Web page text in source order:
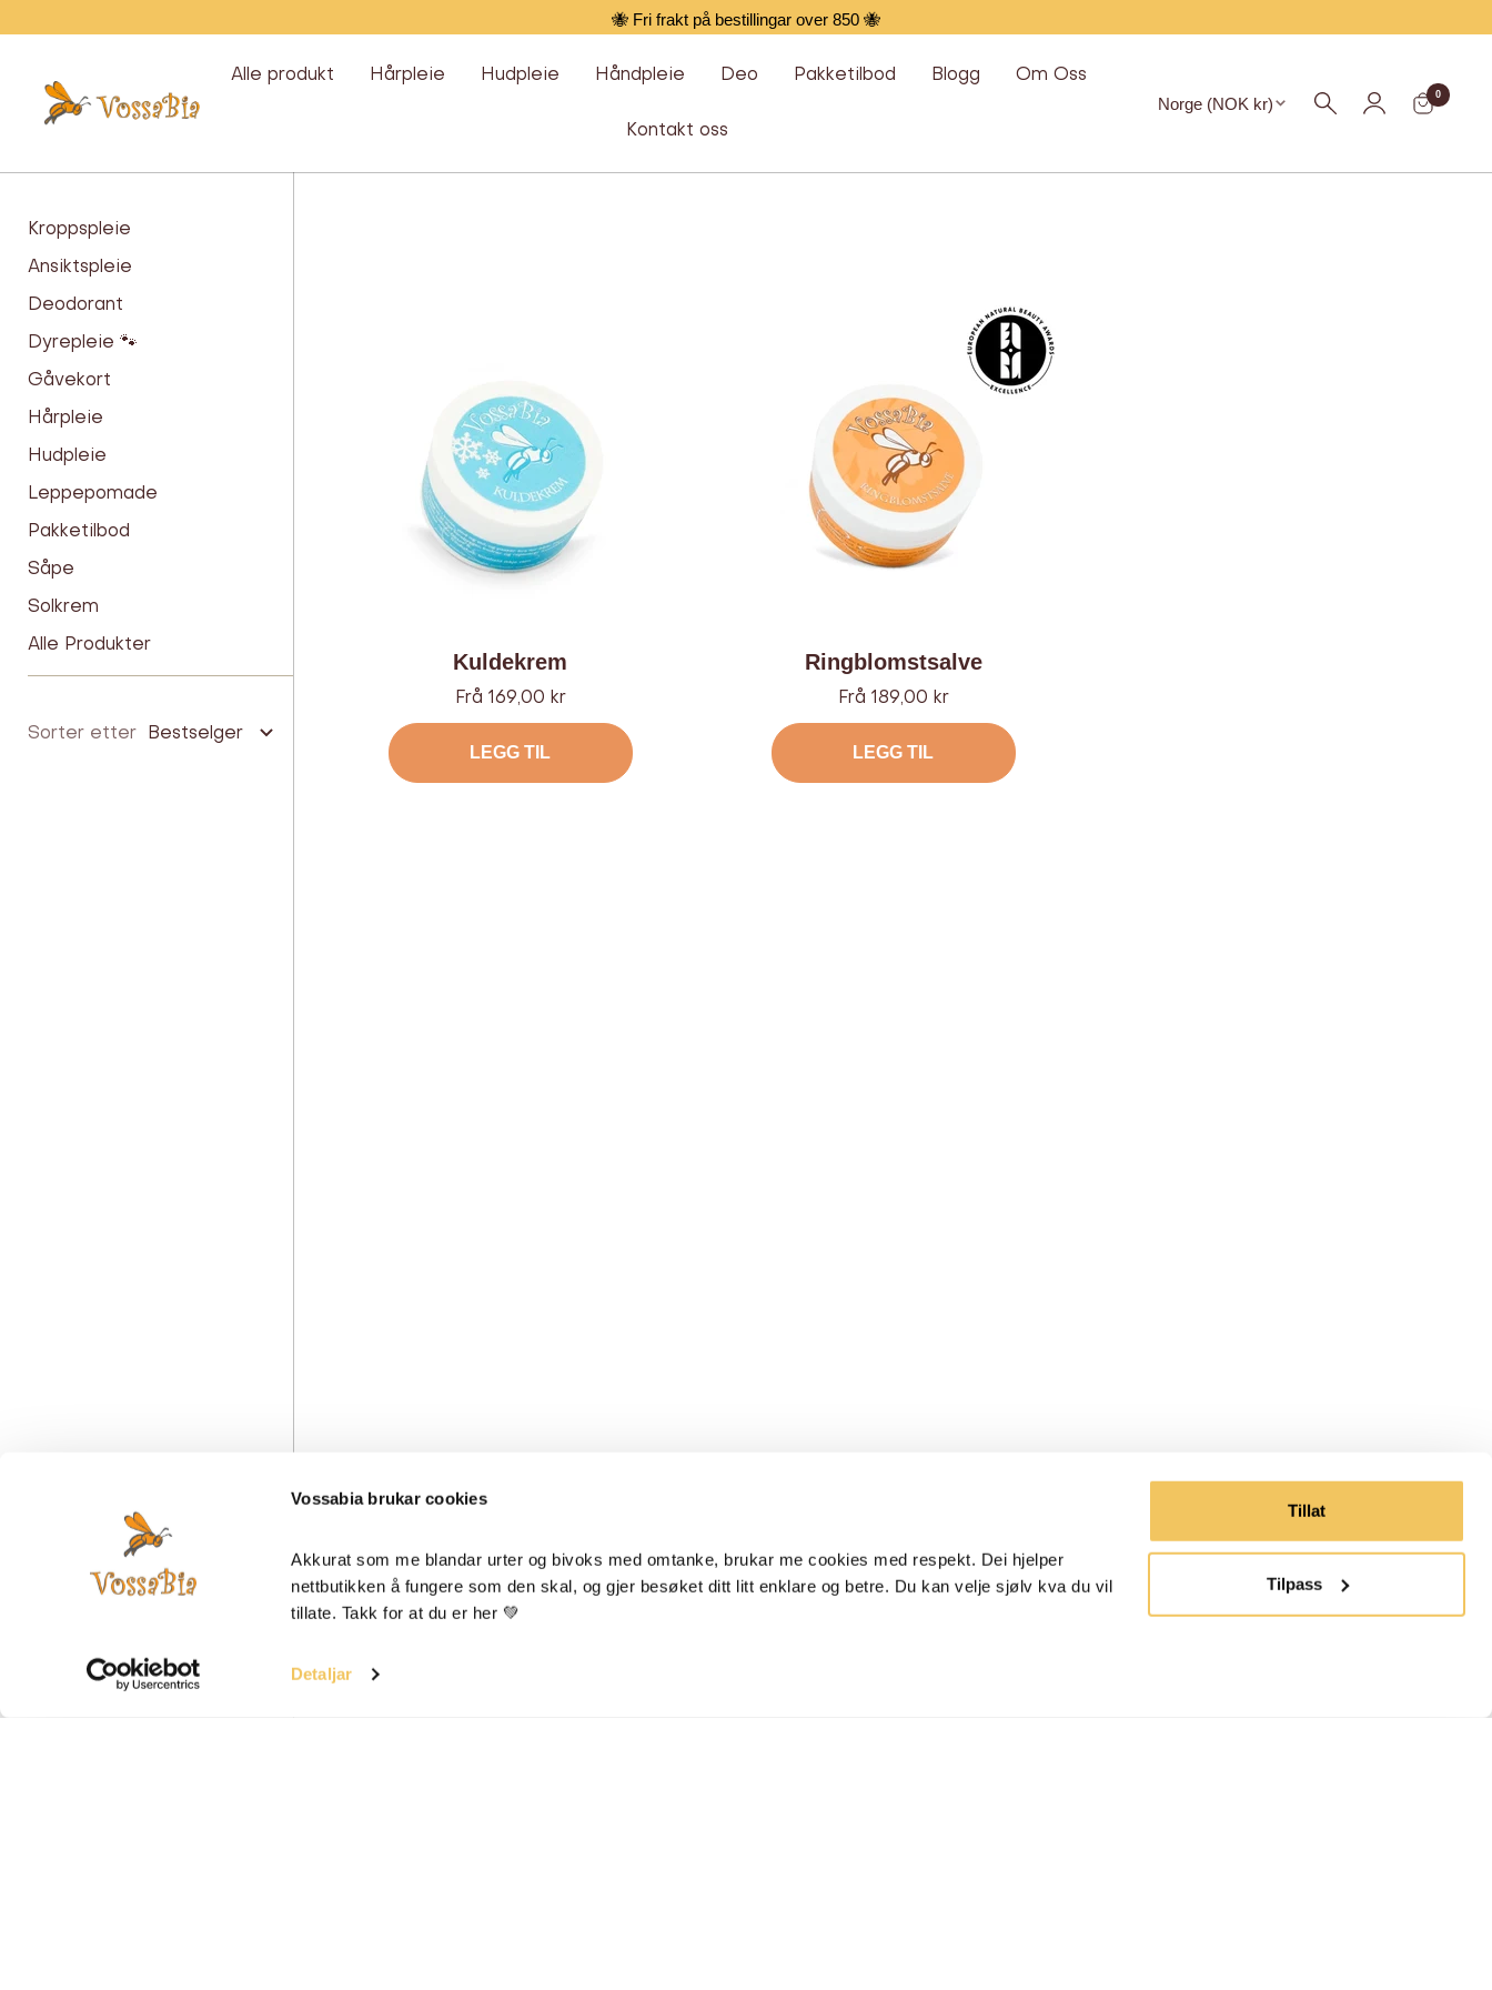
Vossabia brukar cookies
Akkurat som me blandar urter og bivoks med omtanke, brukar me cookies med respekt. Dei hjelper
nettbutikken å fungere som den skal, og gjer besøket ditt litt enklare og betre. Du kan velje sjølv kva du vil
tillate. Takk for at du er her 💚
Detaljar
Tillat
Tilpass
over
🐝 Fri frakt på bestillingar over 850 🐝
Alle produkt Hårpleie Hudpleie Håndpleie Deo Pakketilbod Blogg Om Oss
Kontakt oss
Vossabia Region
Norge (NOK kr) 0
Kroppspleie
Ansiktspleie
Deodorant
Dyrepleie 🐾
Gåvekort
Hårpleie
Hudpleie
Leppepomade
Pakketilbod
Såpe
Solkrem
Alle Produkter
Sorter etter Bestselger
Kuldekrem
Tilbud
Frå 169,00 kr
LEGG TIL
Ringblomstsalve
Tilbud
Frå 189,00 kr
LEGG TIL